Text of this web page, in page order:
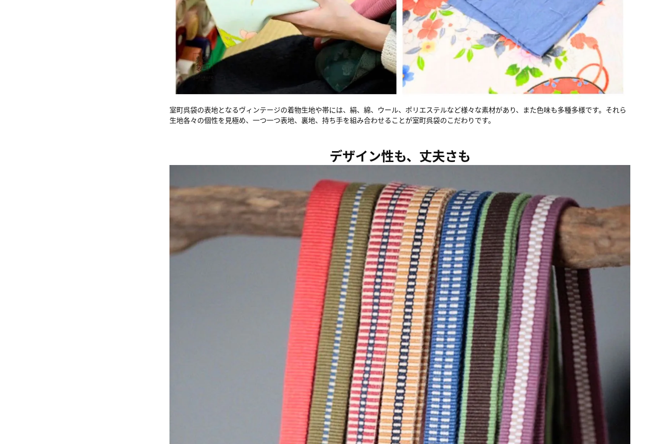
室町呉袋の表地となるヴィンテージの着物生地や帯には、絹、綿、ウール、ポリエステルなど様々な素材があり、また色味も多種多様です。それら
生地各々の個性を見極め、一つ一つ表地、裏地、持ち手を組み合わせることが室町呉袋のこだわりです。
デザイン性も、丈夫さも